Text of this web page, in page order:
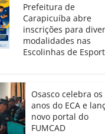
Prefeitura de
Carapicuíba abre
inscrições para
modalidades nas
Escolinhas de
Osasco celebra os
anos do ECA e
novo portal do
FUMCAD